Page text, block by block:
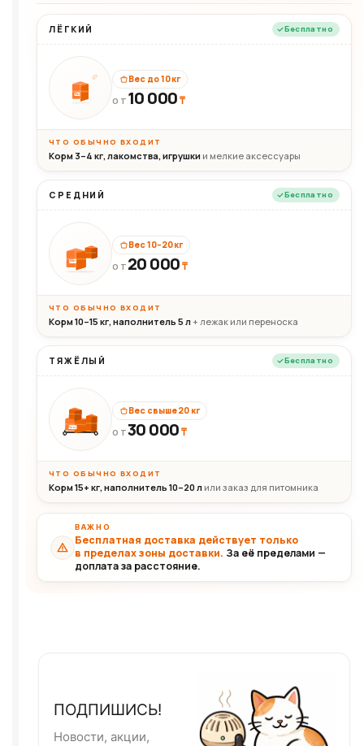
ЛЁГКИЙ Бесплатно
10кг
Вес до 10 кг
ОТ 10 000₸
ЧТО ОБЫЧНО ВХОДИТ
Корм 3–4 кг, лакомства, игрушки и мелкие аксессуары
СРЕДНИЙ Бесплатно
20кг
Вес 10–20 кг
ОТ 20 000₸
ЧТО ОБЫЧНО ВХОДИТ
Корм 10–15 кг, наполнитель 5 л+ лежак или переноска
ТЯЖЁЛЫЙ Бесплатно
30+кг
Вес свыше 20 кг
ОТ30 000₸
ЧТО ОБЫЧНО ВХОДИТ
Корм 15+ кг, наполнитель 10–20 л или заказ для питомника
ВАЖНО
Бесплатная доставка действует только
в пределах зоны доставки. За её пределами —
доплата за расстояние.
ПОДПИШИСЬ!
Новости, акции,